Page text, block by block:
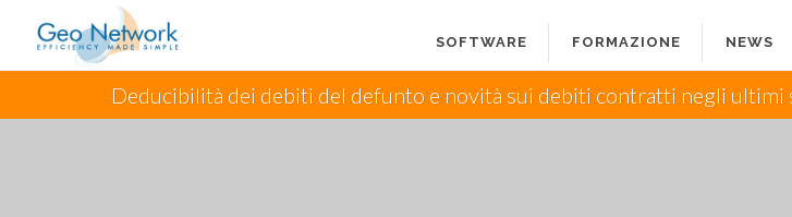
SOFTWARE FORMAZIONE NEWS
Deducibilità dei debiti del defunto e novità sui debiti contratti negli ultimi